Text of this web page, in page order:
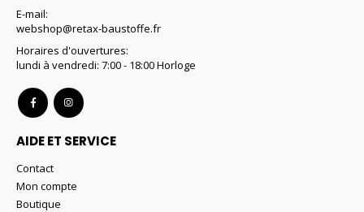
E-mail:
webshop@retax-baustoffe.fr
Horaires d'ouvertures:
lundi à vendredi: 7:00 - 18:00 Horloge
AIDE ET SERVICE
Contact
Mon compte
Boutique